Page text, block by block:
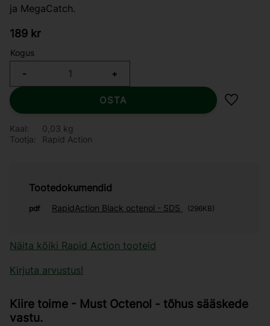
ja MegaCatch.
189 kr
Kogus
+
-
OSTA
Lisa
Kaal
0,03 kg
Tootja
Rapid Action
Tootedokumendid
pdf RapidAction Black octenol - SDS 296KB
Näita kõiki Rapid Action tooteid
Kirjuta arvustus!
Kiire toime - Must Octenol - tõhus sääskede
vastu.